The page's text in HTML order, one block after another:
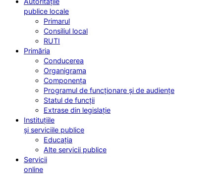
publice locale
Primarul
Consiliul local
RUTI
Primăria
Conducerea
Organigrama
Componența
Programul de funcționare și de audiențe
Statul de funcții
Extrase din legislație
Instituțiile
și serviciile publice
Educația
Alte servicii publice
Servicii
online